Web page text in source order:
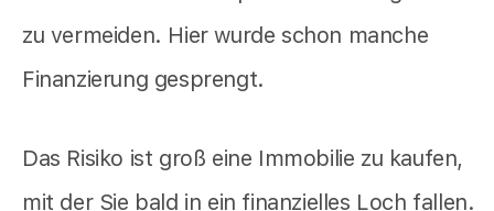
zu vermeiden. Hier wurde schon manche
Finanzierung gesprengt.
Das Risiko ist groß eine Immobilie zu kaufen,
mit der Sie bald in ein finanzielles Loch fallen.